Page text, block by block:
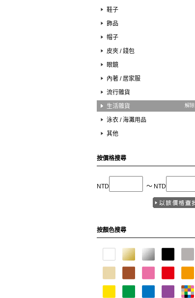
鞋子
飾品
帽子
皮夾 / 錢包
眼鏡
內著 / 居家服
流行雜貨
生活雜貨
解除
泳衣 / 海灘用品
其他
按價格搜尋
NTD 〜 NTD
按顏色搜尋